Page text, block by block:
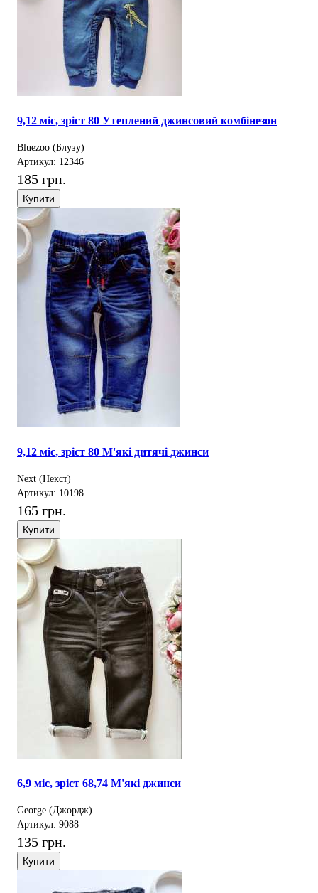
9,12 міс, зріст 80 Утеплений джинсовий комбінезон
Bluezoo (Блузу)
Артикул: 12346
185 грн.
Купити
9,12 міс, зріст 80 М'які дитячі джинси
Next (Некст)
Артикул: 10198
165 грн.
Купити
6,9 міс, зріст 68,74 М'які джинси
George (Джордж)
Артикул: 9088
135 грн.
Купити